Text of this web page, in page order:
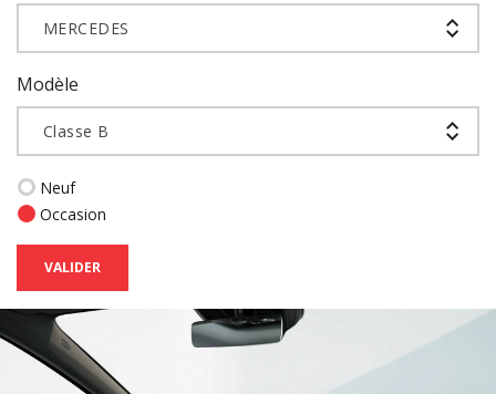
MERCEDES
Modèle
Classe B
Neuf
Occasion
VALIDER